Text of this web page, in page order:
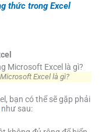
thức trong Excel
Excel là gì?
bạn có thể sẽ gặp phải
như sau: